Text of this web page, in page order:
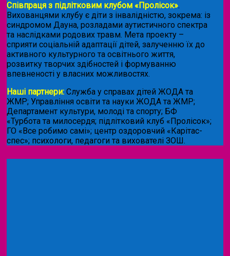
Співпраця з підлітковим клубом «Пролісок».
Вихованцями клубу є діти з інвалідністю, зокрема: із
синдромом Дауна, розладами аутистичного спектра
та наслідками родових травм. Мета проекту –
сприяти соціальній адаптації дітей, залученню їх до
активного культурного та освітнього життя,
розвитку творчих здібностей і формуванню
впевненості у власних можливостях.
Наші партнери: Служба у справах дітей ЖОДА та
ЖМР; Управління освіти та науки ЖОДА та ЖМР;
Департамент культури, молоді та спорту; БФ
«Турбота та милосердя; підлітковий клуб «Пролісок»;
ГО «Все робимо самі»; центр оздоровчий «Карітас-
спес»; психологи, педагоги та вихователі ЗОШ.